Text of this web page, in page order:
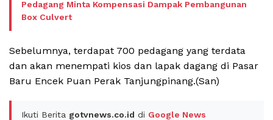
Pedagang Minta Kompensasi Dampak Pembangunan
Box Culvert
Sebelumnya, terdapat 700 pedagang yang terdata
dan akan menempati kios dan lapak dagang di Pasar
Baru Encek Puan Perak Tanjungpinang.(San)
Ikuti Berita gotvnews.co.id di Google News